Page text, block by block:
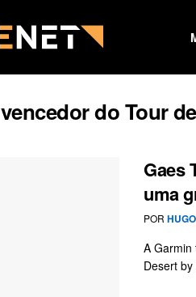
vencedor do Tour
Gaes
uma
POR
A Garmin
Desert